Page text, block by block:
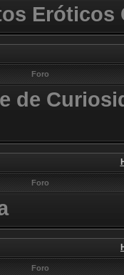
Eróticos
Foro
de
Foro
Foro